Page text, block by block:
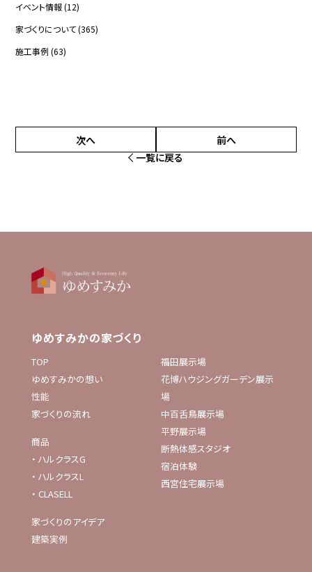
イベント情報(12)
家づくりについて(365)
施工事例 (63)
次へ
前へ
一覧に戻る
ゆめすみかの家づくり
TOP
ゆめすみかの想い
性能
家づくりの流れ
商品
・ ハルクラスG
・ ハルクラスL
・ CLASELL
家づくりのアイデア
建築実例
福田展示場
花博ハウジングガーデン展示
場
中百舌鳥展示場
平野展示場
断熱体感スタジオ
宿泊体験
西宮住宅展示場